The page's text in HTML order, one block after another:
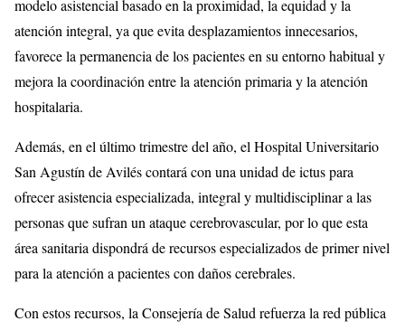
modelo asistencial basado en la proximidad, la equidad y la
atención integral, ya que evita desplazamientos innecesarios,
favorece la permanencia de los pacientes en su entorno habitual y
mejora la coordinación entre la atención primaria y la atención
hospitalaria.
Además, en el último trimestre del año, el Hospital Universitario
San Agustín de Avilés contará con una unidad de ictus para
ofrecer asistencia especializada, integral y multidisciplinar a las
personas que sufran un ataque cerebrovascular, por lo que esta
área sanitaria dispondrá de recursos especializados de primer nivel
para la atención a pacientes con daños cerebrales.
Con estos recursos, la Consejería de Salud refuerza la red pública